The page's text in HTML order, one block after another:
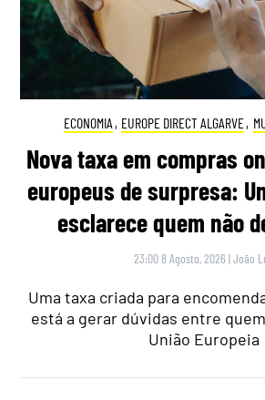
ECONOMIA , EUROPE DIRECT ALGARVE,
Nova taxa em compras
europeus de surpresa:
esclarece quem não
23:00 8 Agosto, 2026 |João
Uma taxa criada para
está a gerar dúvidas entre
União Europeia